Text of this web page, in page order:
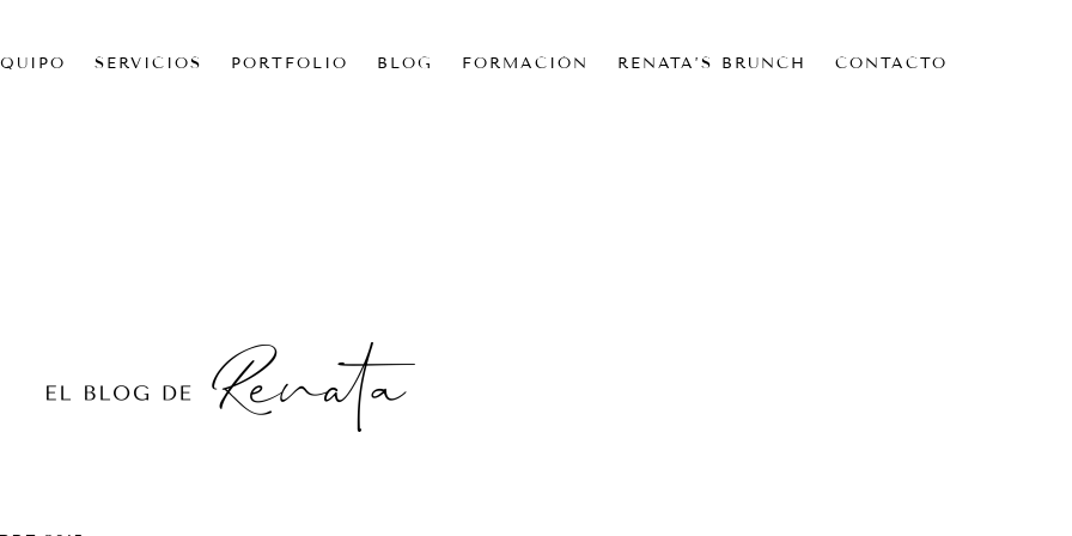
SERVICIOS PORTFOLIO BLOG FORMACIÓN RENATA’S BRUNCH CONTACTO